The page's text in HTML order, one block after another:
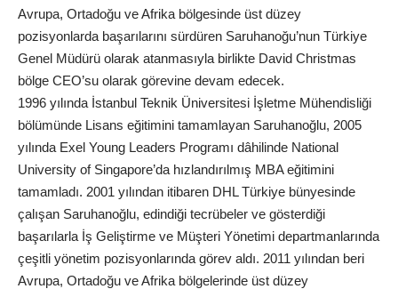
Avrupa, Ortadoğu ve Afrika bölgesinde üst düzey
pozisyonlarda başarılarını sürdüren Saruhanoğu’nun Türkiye
Genel Müdürü olarak atanmasıyla birlikte David Christmas
bölge CEO’su olarak görevine devam edecek.
1996 yılında İstanbul Teknik Üniversitesi İşletme Mühendisliği
bölümünde Lisans eğitimini tamamlayan Saruhanoğlu, 2005
yılında Exel Young Leaders Programı dâhilinde National
University of Singapore’da hızlandırılmış MBA eğitimini
tamamladı. 2001 yılından itibaren DHL Türkiye bünyesinde
çalışan Saruhanoğlu, edindiği tecrübeler ve gösterdiği
başarılarla İş Geliştirme ve Müşteri Yönetimi departmanlarında
çeşitli yönetim pozisyonlarında görev aldı. 2011 yılından beri
Avrupa, Ortadoğu ve Afrika bölgelerinde üst düzey